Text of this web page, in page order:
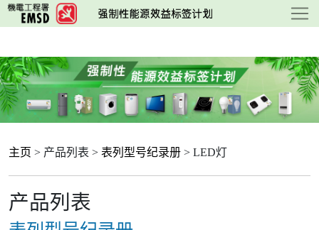
跳
至
要
内
容
主页 > 产品列表 > 表列型号纪录册 > LED灯
产品列表